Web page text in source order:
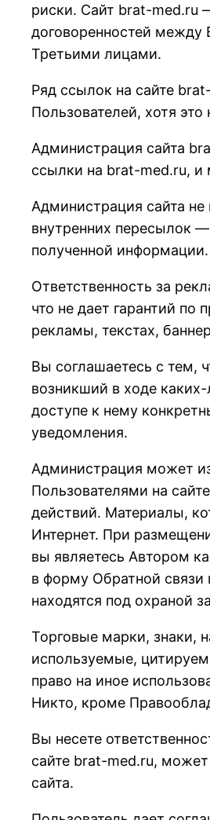
риски. Сайт brat-med.ru
договоренностей
Третьими лицами.
Ряд ссылок на сайте
Пользователей, хотя
Администрация сайта
ссылки на brat-med.ru, и
Администрация сайта не
внутренних пересылок
полученной информации.
Ответственность за
что не дает гарантий
рекламы, текстах,
Вы соглашаетесь с тем,
возникший в ходе
доступе к нему
уведомления.
Администрация может
Пользователями на
действий. Материалы,
Интернет. При
вы являетесь Автором
в форму Обратной связи
находятся под охраной
Торговые марки, знаки,
используемые,
право на иное
Никто, кроме
Вы несете
сайте brat-med.ru,
сайта.